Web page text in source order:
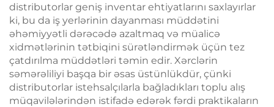
distributorlar geniş inventar ehtiyatlarını saxlayırlar
ki, bu da iş yerlərinin dayanması müddətini
əhəmiyyətli dərəcədə azaltmaq və müalicə
xidmətlərinin tətbiqini sürətləndirmək üçün tez
çatdırılma müddətləri təmin edir. Xərclərin
səmərəliliyi başqa bir əsas üstünlükdür, çünki
distributorlar istehsalçılarla bağladıkları toplu alış
müqavilələrindən istifadə edərək fərdi praktikaların